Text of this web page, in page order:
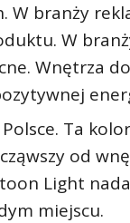
W branży
W
Wnętrza
Ta
od
Light
miejscu.